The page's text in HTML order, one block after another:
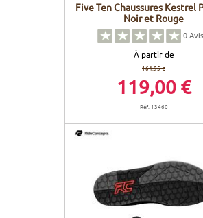
Five Ten Chaussures Kestrel
Noir et Rouge
0Avis
À partir de
164,95 €
119,00 €
Réf. 13460